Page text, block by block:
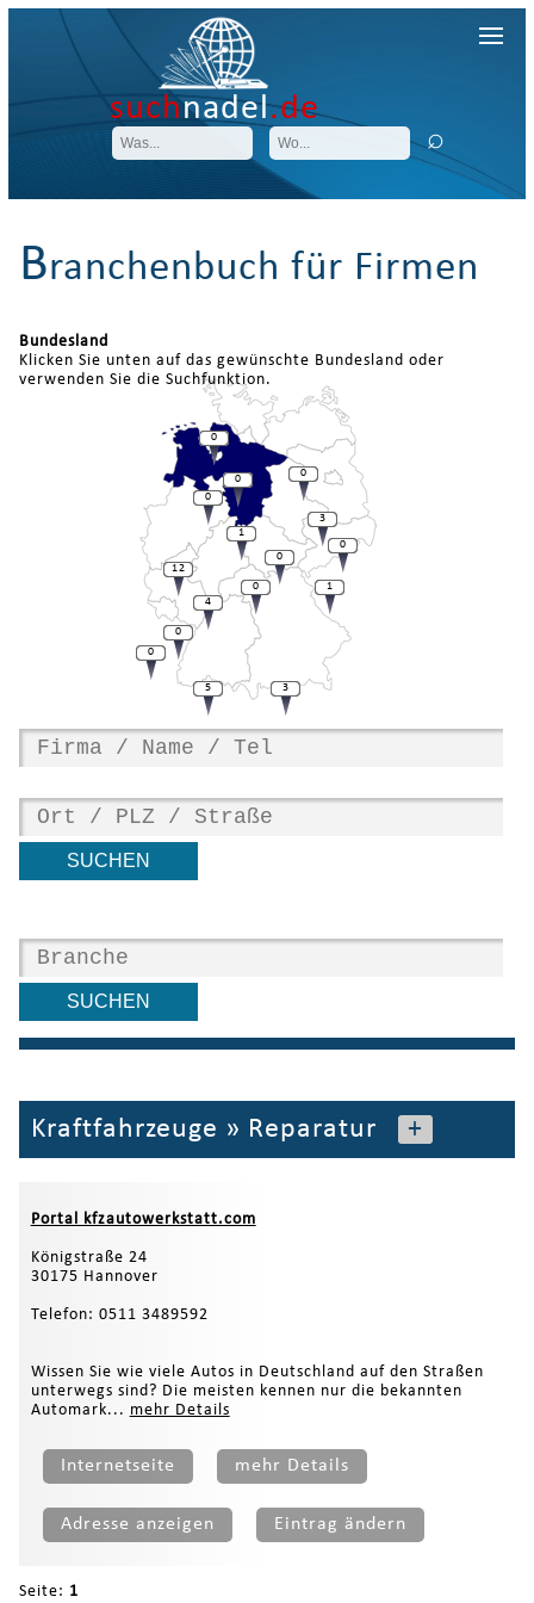
suchnadel.de
Branchenbuch für Firmen
Bundesland
Klicken Sie unten auf das gewünschte Bundesland oder
verwenden Sie die Suchfunktion.
1
0
12
3
0
0
0
0
0
1
0
4
0
5
0
3
Kraftfahrzeuge » Reparatur +
Portal kfzautowerkstatt.com
Königstraße 24
30175 Hannover
Telefon: 0511 3489592
Wissen Sie wie viele Autos in Deutschland auf den Straßen
unterwegs sind? Die meisten kennen nur die bekannten
Automark... mehr Details
Internetseite mehr Details
Adresse anzeigen Eintrag ändern
Seite: 1